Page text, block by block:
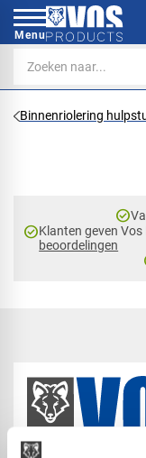
Menu
Binnenriolering
check_circle
check_circleKlanten geven
beoordelingen